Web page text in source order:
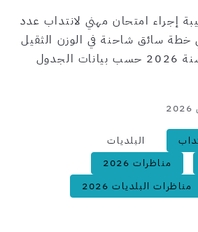
إجراء امتحان مهني لانتداب عدد
عملة صنف 05 في خطة سائق شاحنة في الوزن الثقيل
بصفة وقتية بعنوان سنة 2026 حسب بيانات الجدول
البلديات
مناظرات 2026
مناظرات البلديات 2026